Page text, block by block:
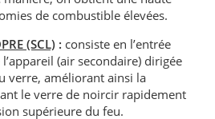
de combustible élevées.
(SCL) : consiste en l’entrée
l’appareil (air secondaire) dirigée
verre, améliorant ainsi la
le verre de noircir rapidement
supérieure du feu.